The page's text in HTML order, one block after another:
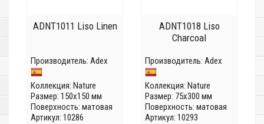
ADNT1011 Liso Linen
Производитель: Adex
Коллекция: Nature
Размер: 150x150 мм
Поверхность: матовая
Артикул: 10286
ADNT1018 Liso
Charcoal
Производитель: Adex
Коллекция: Nature
Размер: 75x300 мм
Поверхность: матовая
Артикул: 10293